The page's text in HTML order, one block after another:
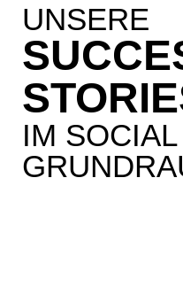
UNSERE
IM